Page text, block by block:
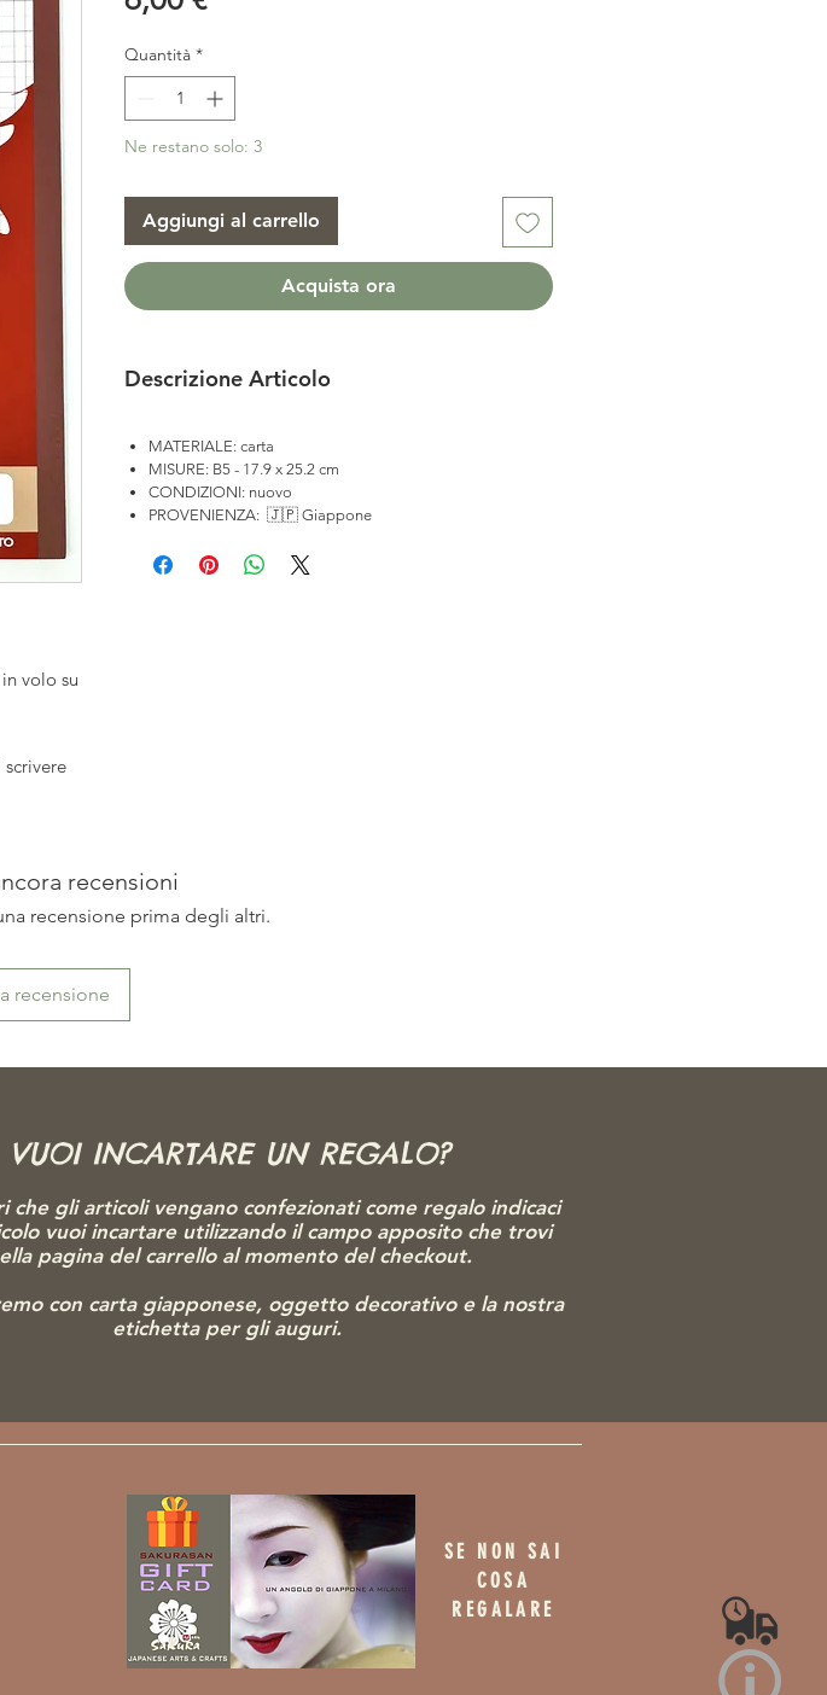
volo su
Quantità *
Ne restano solo: 3
Aggiungi al carrello
Acquista ora
Descrizione Articolo
MATERIALE: carta
MISURE: B5 - 17.9 x 25.2 cm
CONDIZIONI: nuovo
PROVENIENZA: 🇯🇵 Giappone
recensioni
recensione prima degli altri.
recensione
VUOI INCARTARE UN REGALO?
che gli articoli vengano confezionati come regalo indicaci
vuoi incartare utilizzando il campo apposito che trovi
pagina del carrello al momento del checkout.
con carta giapponese, oggetto decorativo e la nostra
etichetta per gli auguri.
SE NON SAI
COSA
REGALARE